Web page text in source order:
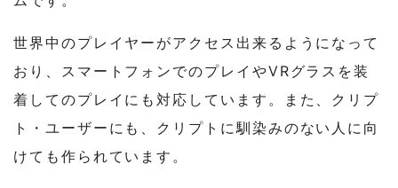
世界中のプレイヤーがアクセス出来るようになって
おり、スマートフォンでのプレイやVRグラスを装
着してのプレイにも対応しています。また、クリプ
ト・ユーザーにも、クリプトに馴染みのない人に向
けても作られています。